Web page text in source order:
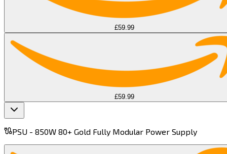
£59.99
£59.99
PSU - 850W 80+ Gold Fully Modular Power Supply​​​​‌ ‍ ​‍​‍‌‍ ‌ ​‍‌‍‍‌‌‍‌ ‌‍‍‌‌‍ ‍​‍​‍​ ‍‍​‍​‍‌ ​ ‌‍​‌‌‍ ‍‌‍‍‌‌ ‌​‌ ‍‌​‍ ‍‌‍‍‌‌‍ ​‍​‍​‍ ​​‍​‍‌‍‍​‌ ​‍‌‍‌‌‌‍‌‍​‍​‍​ ‍‍​‍​‍​‍ ‌‍​‌‌‍‌​‌‍ ‌‌‍‍‌‌‍ ‍​‍ ‌‍‍‌‌‍ ‍‌ ‌​‌‍‌‌‌‍ ‍‌ ‌​​‍ ‌‍‌‌‌‍‌​‌‍‍‌‌ ‌​​‍ ‌‍ ‌‌‍ ‌‍‌​‌‍‌‌​ ‌‌ ​​‌ ​‍‌‍‌‌‌ ​ ‌‍‌‌‌‍ ‍‌ ‌​‌‍​‌‌ ‌​‌‍‍‌‌‍ ‌‍ ‍​ ‍ ‌‍‍‌‌‍‌​​ ‌‌‍‌​​ ​‌​ ‍​​ ‌‌‌‍​‍‌‍‌‍​ ‌‌​ ‌‍​‍ ‌​ ​‌‌‍‌‍​ ‌​​ ​ ​‍ ‌​ ‌​​ ‌‍​ ‌ ​ ​‌​‍ ‌​ ‍​‌‍​‍​ ​​‌‍‌​​‍ ‌​ ‍‌​ ‌ ​ ‍‌‌‍‌‌‌‍​ ‌‍‌‌​ ‍​​ ‌‌​ ​​​ ‍​‌‍‌‍​ ‌‍​ ‍ ‌ ‌​‌ ‍‌‌ ​​‌‍‌‌​ ‌‌‌​​‌‌​ ‌‌‌‌​ ‍ ‌ ​​‌‍​‌‌ ‌​‌‍‍​​ ‌‌‍ ‍‌‍​‌‌‍ ‌‌‍‌‌​ ‌‍​‍‌‍​‌‌ ​ ‌‍‌‌‌‌‌‌‌ ​‍‌‍ ​​ ‌​‍‌‌​ ​‍‌​‌‍‌‍​‌‌‍‌​‌‍ ‌‌‍‍‌‌‍ ‍​‍‌‍‌‍‍‌‌‍‌​​ ‌‌‍‌​​ ​‌​ ‍​​ ‌‌‌‍​‍‌‍‌‍​ ‌‌​ ‌‍​‍ ‌​ ​‌‌‍‌‍​ ‌​​ ​ ​‍ ‌​ ‌​​ ‌‍​ ‌ ​ ​‌​‍ ‌​ ‍​‌‍​‍​ ​​‌‍‌​​‍ ‌​ ‍‌​ ‌ ​ ‍‌‌‍‌‌‌‍​ ‌‍‌‌​ ‍​​ ‌‌​ ​​​ ‍​‌‍‌‍​ ‌‍​‍‌‍‌ ‌​‌ ‍‌‌ ​​‌‍‌‌​ ‌‌‌​​‌‌​ ‌‌‌‌​‍‌‍‌ ​​‌‍​‌‌ ‌​‌‍‍​​ ‌‌‍ ‍‌‍​‌‌‍ ‌‌‍‌‌​‍‌‍‌ ​​‌‍‌‌‌ ​‍‌ ​ ‌ ​​‌‍‌‌‌‍​ ‌ ‌​‌‍‍‌‌ ‌‍‌‍‌‌​ ‌‌ ​​‌ ‌‌‌‍​‍‌‍ ​‌‍‍‌‌ ​ ‌‍‍​‌‍‌‌‌‍‌​​‍​‍‌ ‌